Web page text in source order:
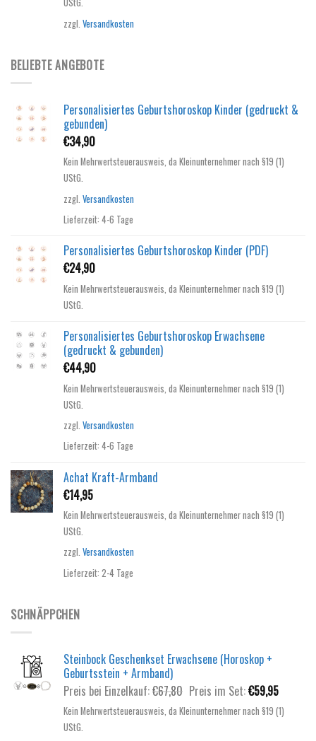
UStG.
zzgl. Versandkosten
BELIEBTE ANGEBOTE
Personalisiertes Geburtshoroskop Kinder (gedruckt &
gebunden)
€34,90
Kein Mehrwertsteuerausweis, da Kleinunternehmer nach §19 (1)
UStG.
zzgl. Versandkosten
Lieferzeit: 4-6 Tage
Personalisiertes Geburtshoroskop Kinder (PDF)
€24,90
Kein Mehrwertsteuerausweis, da Kleinunternehmer nach §19 (1)
UStG.
Personalisiertes Geburtshoroskop Erwachsene
(gedruckt & gebunden)
€44,90
Kein Mehrwertsteuerausweis, da Kleinunternehmer nach §19 (1)
UStG.
zzgl. Versandkosten
Lieferzeit: 4-6 Tage
Achat Kraft-Armband
€14,95
Kein Mehrwertsteuerausweis, da Kleinunternehmer nach §19 (1)
UStG.
zzgl. Versandkosten
Lieferzeit: 2-4 Tage
SCHNÄPPCHEN
Steinbock Geschenkset Erwachsene (Horoskop +
Geburtsstein + Armband)
Preis bei Einzelkauf:€67,80 Ursprünglicher
Preis
war:
Preis im Set:€59,95
Preis
ist:
Kein Mehrwertsteuerausweis, da Kleinunternehmer nach §19 (1)
UStG.